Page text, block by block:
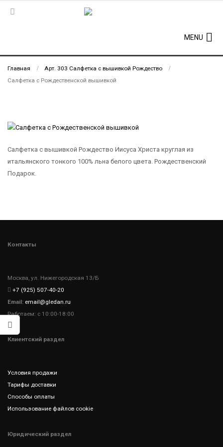
MENU
Главная
Арт. 303 Салфетка с вышивкой Рождество
Салфетка с Рождественской вышивкой
Салфетка с вышивкой Рождество Иисуса Христа круглая из
итальянского тонкого 100% льна белого цвета. Рождественский
Подарок.
Контакты
Москва, ул. Нижегородская 13/Б
+7 (925) 507-40-20
Email: email@gledan.ru
Работаем: с 10:00-18:00
Клиентский раздел
Условия продажи
Тарифы доставки
Способы оплаты
Использование файлов cookie
Юридический раздел